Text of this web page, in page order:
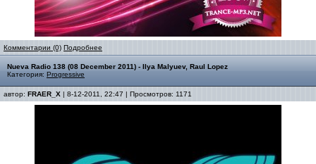
Комментарии (0) Подробнее
Nueva Radio 138 (08 December 2011) - Ilya Malyuev, Raul Lopez
Категория: Progressive
автор: FRAER_X | 8-12-2011, 22:47 | Просмотров: 1171